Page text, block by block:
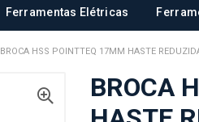
Ferramentas Elétricas
BROCA HSS POINTTEQ 17MM HASTE
BROCA